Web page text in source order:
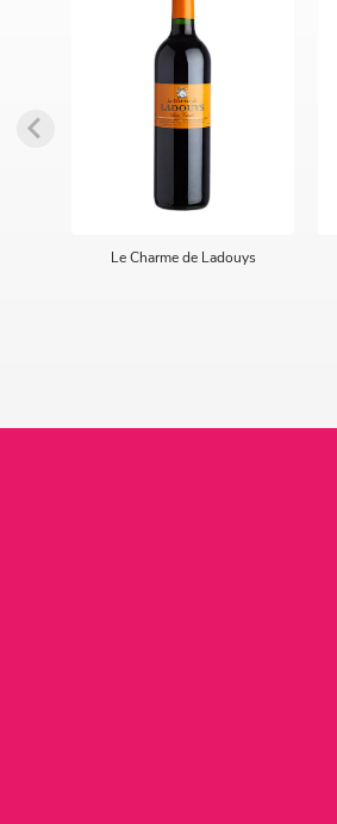
Le Charme de Ladouys